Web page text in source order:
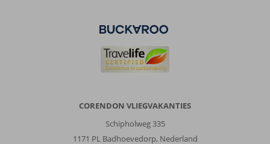
CORENDON VLIEGVAKANTIES
Schipholweg 335
1171 PL Badhoevedorp, Nederland